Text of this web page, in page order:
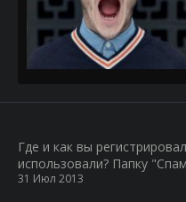
Где и как вы
использовали? Папку
31 Июл 2013